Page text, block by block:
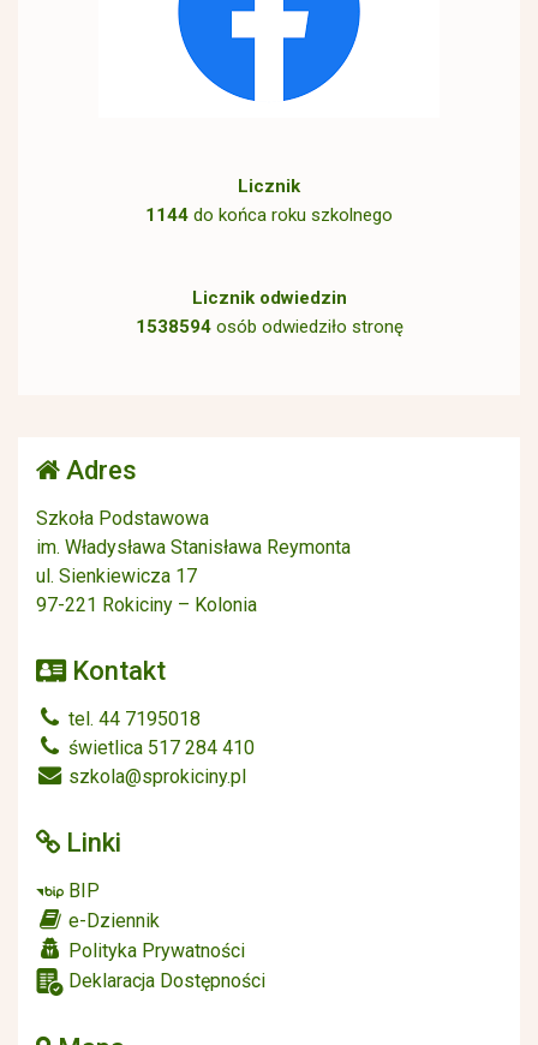
Licznik
1144 do końca roku szkolnego
Licznik odwiedzin
1538594osób odwiedziło stronę
Adres
Szkoła Podstawowa
im. Władysława Stanisława Reymonta
ul. Sienkiewicza 17
97-221 Rokiciny – Kolonia
Kontakt
tel. 44 7195018
świetlica 517 284 410
szkola@sprokiciny.pl
Linki
BIP
e-Dziennik
Polityka Prywatności
Deklaracja Dostępności